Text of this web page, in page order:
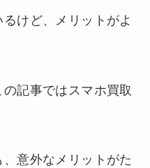
けど、メリットがよ
記事ではスマホ買取
意外なメリットがた